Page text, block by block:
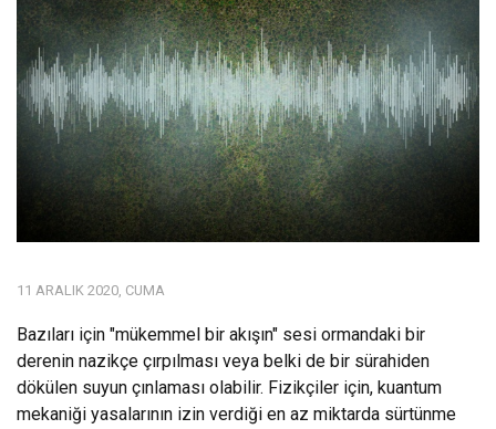
11 ARALIK 2020, CUMA
Bazıları için "mükemmel bir akışın" sesi ormandaki bir
derenin nazikçe çırpılması veya belki de bir sürahiden
dökülen suyun çınlaması olabilir. Fizikçiler için, kuantum
mekaniği yasalarının izin verdiği en az miktarda sürtünme